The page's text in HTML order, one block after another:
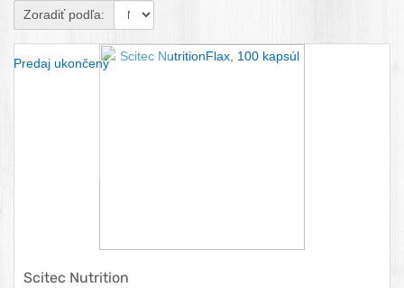
Zoradiť podľa:
Predaj ukončený
Scitec Nutrition